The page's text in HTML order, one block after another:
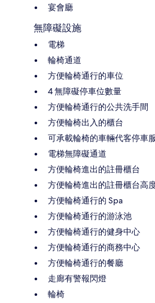
宴會廳
無障礙設施
電梯
輪椅通道
方便輪椅通行的車位
4 無障礙停車位數量
方便輪椅通行的公共洗手間
方便輪椅出入的櫃台
可承載輪椅的車輛代客停車
電梯無障礙通道
方便輪椅進出的註冊櫃台
方便輪椅進出的註冊櫃台高
方便輪椅通行的 Spa
方便輪椅通行的游泳池
方便輪椅通行的健身中心
方便輪椅通行的商務中心
方便輪椅通行的餐廳
走廊有警報閃燈
輪椅